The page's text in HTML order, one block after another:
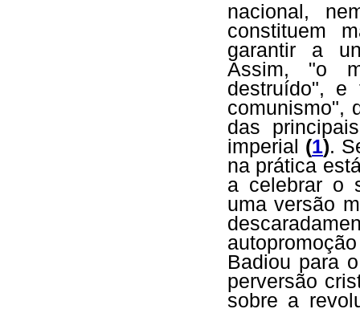
nacional,
constituem
garantir a
Assim, "o
destruído",
comunismo",
das
imperial (1).
na prática
a celebrar o
uma versão
Badiou para
perversão
sobre a